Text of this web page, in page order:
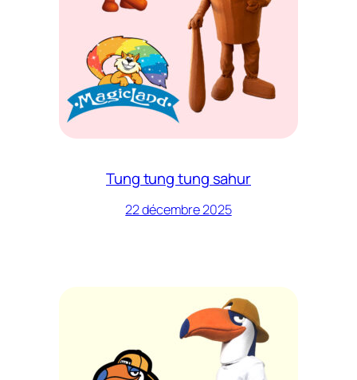
Tung tung tung sahur
22 décembre 2025